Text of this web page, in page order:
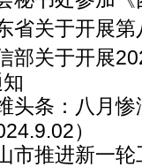
省关于开展
部关于开展
头条：八月
）
市推进新一